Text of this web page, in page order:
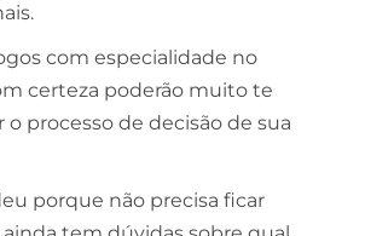
com especialidade no
certeza poderão muito te
o processo de decisão de sua
porque não precisa ficar